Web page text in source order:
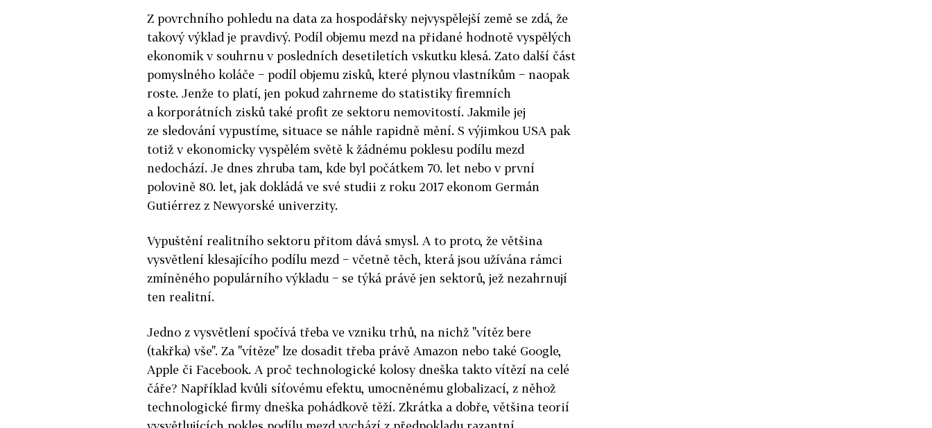
Z povrchního pohledu na data za hospodářsky nejvyspělejší země se zdá, že
takový výklad je pravdivý. Podíl objemu mezd na přidané hodnotě vyspělých
ekonomik v souhrnu v posledních desetiletích vskutku klesá. Zato další část
pomyslného koláče − podíl objemu zisků, které plynou vlastníkům − naopak
roste. Jenže to platí, jen pokud zahrneme do statistiky firemních
a korporátních zisků také profit ze sektoru nemovitostí. Jakmile jej
ze sledování vypustíme, situace se náhle rapidně mění. S výjimkou USA pak
totiž v ekonomicky vyspělém světě k žádnému poklesu podílu mezd
nedochází. Je dnes zhruba tam, kde byl počátkem 70. let nebo v první
polovině 80. let, jak dokládá ve své studii z roku 2017 ekonom Germán
Gutiérrez z Newyorské univerzity.
Vypuštění realitního sektoru přitom dává smysl. A to proto, že většina
vysvětlení klesajícího podílu mezd − včetně těch, která jsou užívána rámci
zmíněného populárního výkladu − se týká právě jen sektorů, jež nezahrnují
ten realitní.
Jedno z vysvětlení spočívá třeba ve vzniku trhů, na nichž "vítěz bere
(takřka) vše". Za "vítěze" lze dosadit třeba právě Amazon nebo také Google,
Apple či Facebook. A proč technologické kolosy dneška takto vítězí na celé
čáře? Například kvůli síťovému efektu, umocněnému globalizací, z něhož
technologické firmy dneška pohádkově těží. Zkrátka a dobře, většina teorií